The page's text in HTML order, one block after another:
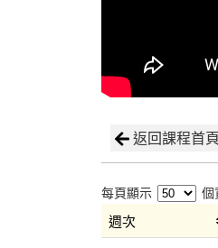
返回課程首頁
每頁顯示 個
週次